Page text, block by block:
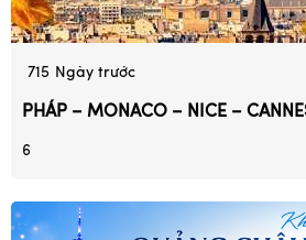
715 Ngày trước
PHÁP – MONACO – NICE –
6